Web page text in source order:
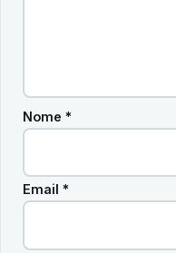
Nome *
Email *